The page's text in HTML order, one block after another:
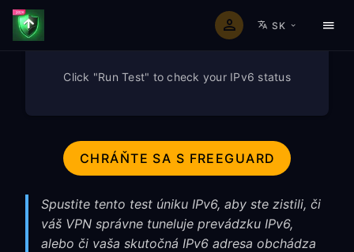
SK
Click "Run Test" to check your IPv6 status
CHRÁŇTE SA S FREEGUARD
Spustite tento test úniku IPv6, aby ste zistili, či
váš VPN správne tuneluje prevádzku IPv6,
alebo či vaša skutočná IPv6 adresa obchádza